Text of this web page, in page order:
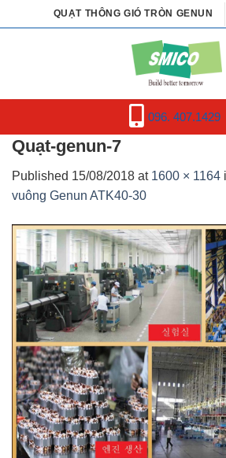
to
QUẠT THÔNG GIÓ TRÒN GENUN
096. 407.1429
Quạt-genun-7
Published 15/08/2018 at 1600 × 1164
vuông Genun ATK40-30